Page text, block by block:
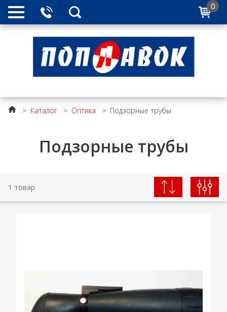
0
> Каталог > Оптика > Подзорные трубы
Подзорные трубы
1 товар